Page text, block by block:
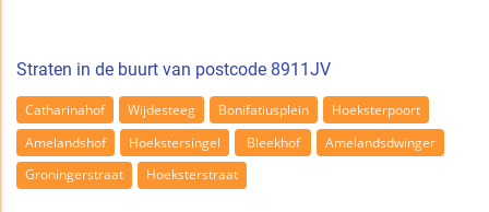
Straten in de buurt van postcode 8911JV
Catharinahof Wijdesteeg Bonifatiusplein
Hoeksterpoort
Amelandshof
Hoekstersingel Bleekhof
Amelandsdwinger
Groningerstraat
Hoeksterstraat